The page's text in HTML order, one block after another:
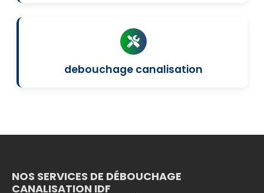
debouchage canalisation
NOS SERVICES DE DÉBOUCHAGE
CANALISATION IDF